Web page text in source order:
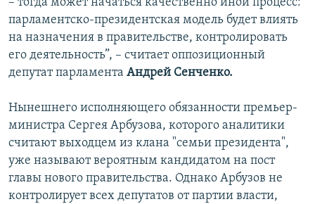
– тогда может начаться качественно иной процесс:
парламентско-президентская модель будет влиять
на назначения в правительстве, контролировать
его деятельность”, – считает оппозиционный
депутат парламента Андрей Сенченко.
Нынешнего исполняющего обязанности премьер-
министра Сергея Арбузова, которого аналитики
считают выходцем из клана "семьи президента",
уже называют вероятным кандидатом на пост
главы нового правительства. Однако Арбузов не
контролирует всех депутатов от партии власти,